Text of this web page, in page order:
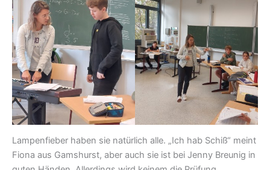
Lampenfieber haben sie natürlich alle. „Ich hab Schiß“ meint
Fiona aus Gamshurst, aber auch sie ist bei Jenny Breunig in